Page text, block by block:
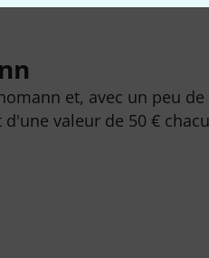
et, avec un peu de
valeur de 50 €